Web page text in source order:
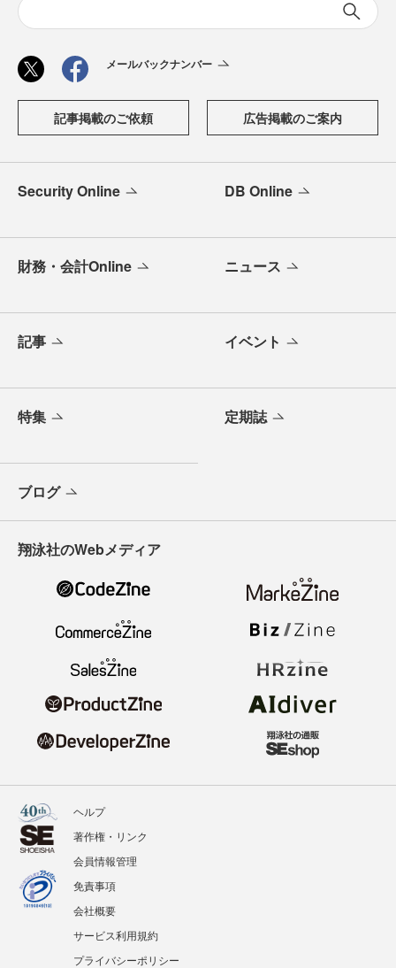
メールバックナンバー
記事掲載のご依頼 広告掲載のご案内
Security Online DB Online
財務・会計Online ニュース
記事 イベント
特集 定期誌
ブログ
翔泳社のWebメディア
ヘルプ
著作権・リンク
会員情報管理
免責事項
会社概要
サービス利用規約
プライバシーポリシー